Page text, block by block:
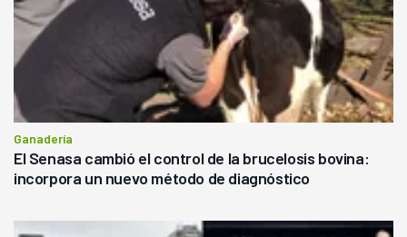
Ganadería
El Senasa cambió el control de la brucelosis bovina:
incorpora un nuevo método de diagnóstico